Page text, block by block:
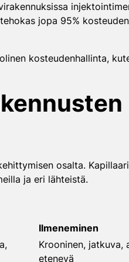
jopa 95%
kosteudenhallinta,
osalta.
ja eri lähteistä.
Ilmeneminen
Krooninen, jatkuva,
etenevä